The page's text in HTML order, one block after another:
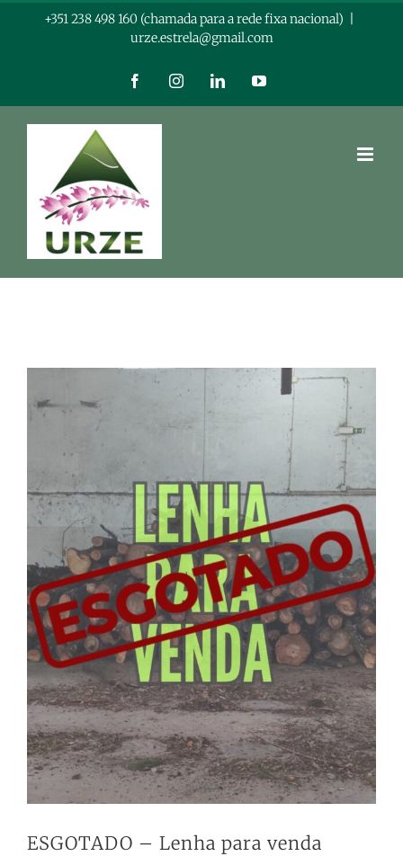
+351 238 498 160 (chamada para a rede fixa nacional)
urze.estrela@gmail.com
FacebookInstagramLinkedInYouTube
Larger
ESGOTADO – Lenha para venda